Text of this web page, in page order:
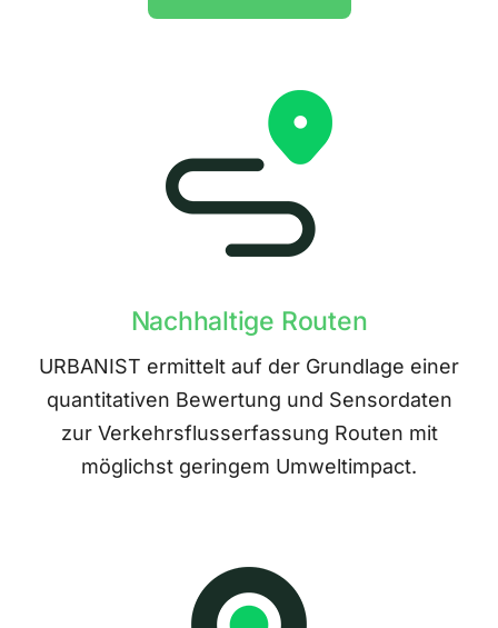
Nachhaltige Routen
URBANIST ermittelt auf der Grundlage einer
quantitativen Bewertung und Sensordaten
zur Verkehrsflusserfassung Routen mit
möglichst geringem Umweltimpact.